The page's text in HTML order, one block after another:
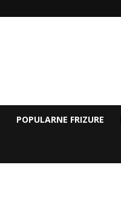
POPULARNE FRIZURE